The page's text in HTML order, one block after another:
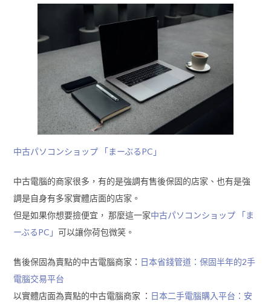
中古パソコンショップ 「まーぶるPC」
中古電腦的商家很多，有的是強調有售後保固的店家、也有是強
調是自身有多家實體店面的店家。
但是如果你想要撿便宜， 那麼這一家中古パソコンショップ 「ま
ーぶるPC」 可以讓你荷包微笑。
售後保固為賣點的中古電腦商家： 日本省錢管道：保固半年的2手
電腦交易平台
以實體店面為賣點的中古電腦商家 ： 日本二手電腦購入平台：安